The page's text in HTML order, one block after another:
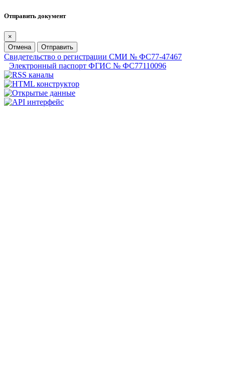
Отправить документ
×
Отмена
Отправить
Свидетельство о регистрации СМИ № ФС77-47467
Электронный паспорт ФГИС № ФС77110096